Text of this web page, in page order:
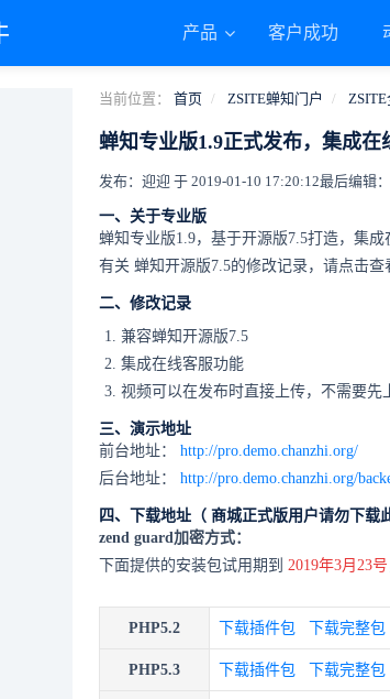
产品 客户成功
当前位置： 首页 ZSITE蝉知门户
蝉知专业版1.9正式发布，集成在
发布：迎迎 于 2019-01-10 17:20:12最后编辑
一、关于专业版
蝉知专业版1.9，基于开源版7.5打造，集成
有关 蝉知开源版7.5的修改记录，请点击查
二、修改记录
兼容蝉知开源版7.5
集成在线客服功能
视频可以在发布时直接上传，不需要先
三、演示地址
前台地址： http://pro.demo.chanzhi.org/
后台地址： http://pro.demo.chanzhi.org/
四、下载地址（ 商城正式版用户请勿下载
zend guard加密方式：
下面提供的安装包试用期到 2019年3月23号
PHP5.2 下载插件包 下载完整包
PHP5.3 下载插件包 下载完整包